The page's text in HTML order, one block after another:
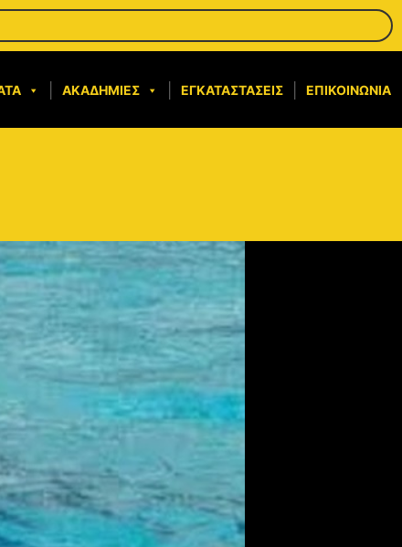
ΑΚΑΔΗΜΊΕΣ ΕΓΚΑΤΑΣΤΆΣΕΙΣ ΕΠΙΚΟΙΝΩΝΊΑ